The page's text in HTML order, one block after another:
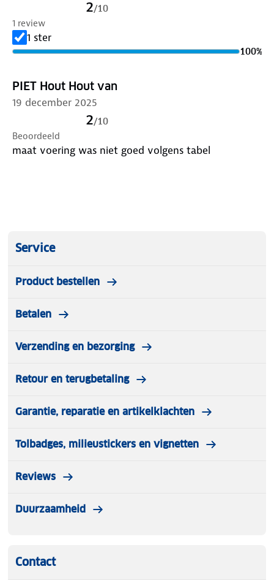
2/10
1 review
1 ster
100%
PIET Hout Hout van
19 december 2025
2/10
Beoordeeld
maat voering was niet goed volgens tabel
Service
Product bestellen
Betalen
Verzending en bezorging
Retour en terugbetaling
Garantie, reparatie en artikelklachten
Tolbadges, milieustickers en vignetten
Reviews
Duurzaamheid
Contact